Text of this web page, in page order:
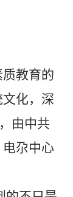
教育的
化，深
由中共
尕中心